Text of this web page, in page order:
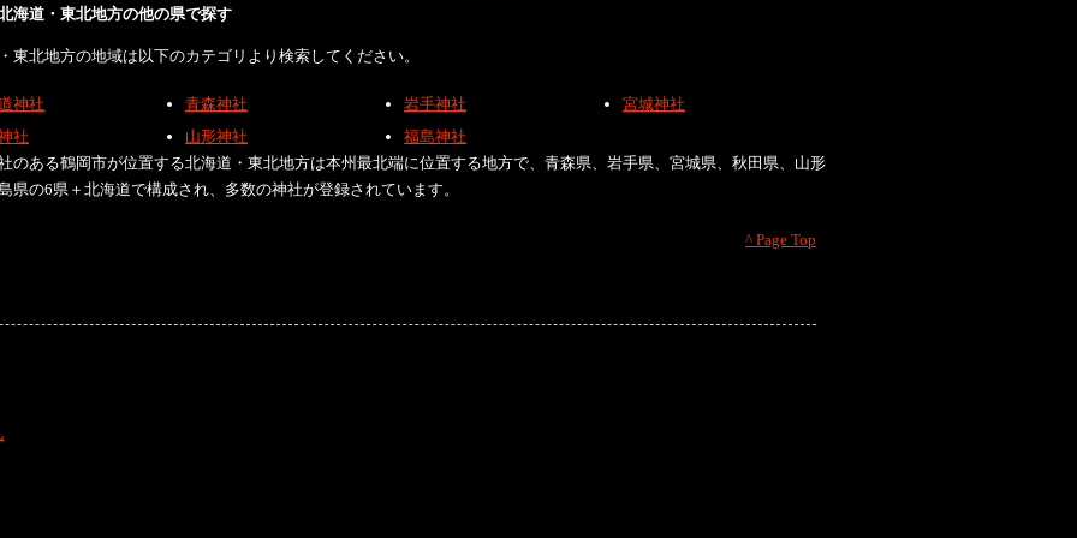
海道・東北地方の他の県で探す
東北地方の地域は以下のカテゴリより検索してください。
神社 青森神社 岩手神社
宮城神社
社
山形神社
福島神社
のある鶴岡市が位置する北海道・東北地方は本州最北端に位置する地方で、青森県、岩手県、宮城県、秋田県、山形
県の6県＋北海道で構成され、多数の神社が登録されています。
^ Page Top